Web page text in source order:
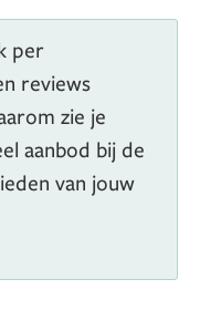
per
reviews
zie je
aanbod bij de
van jouw